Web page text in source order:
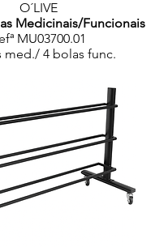
O´LIVE
Medicinais/Funcionais
MU03700.01
med./ 4 bolas func.